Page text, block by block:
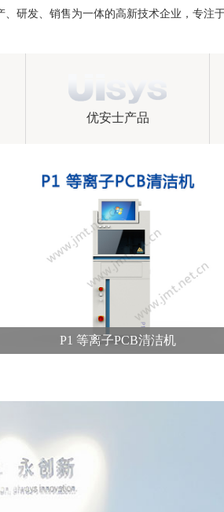
研发、销售为一体的高新技术企业，专注
优安士产品
P1 等离子PCB清洁机
等离子体清洗机的原理是通过高频电场或微波发
产生强电场，使气体分子电离，形成等...​